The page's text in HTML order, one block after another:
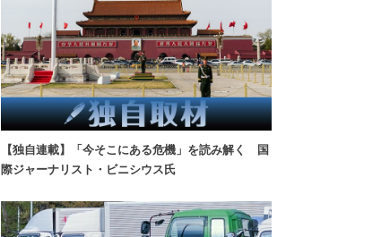
【独自連載】「今そこにある危機」を読み解く 国
際ジャーナリスト・ビニシウス氏